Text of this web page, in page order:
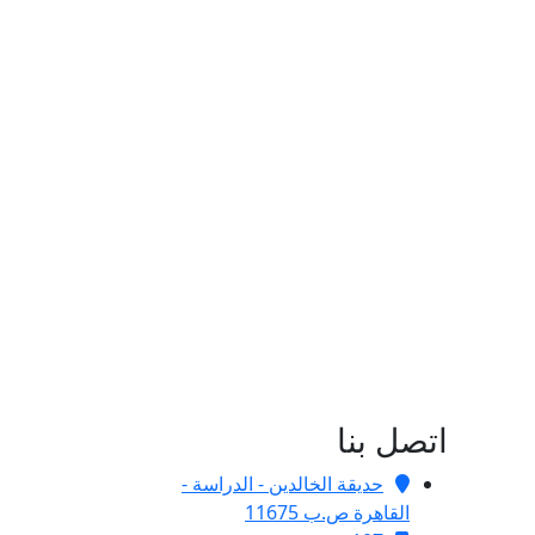
اتصل بنا
حديقة الخالدين - الدراسة -
القاهرة ص.ب 11675